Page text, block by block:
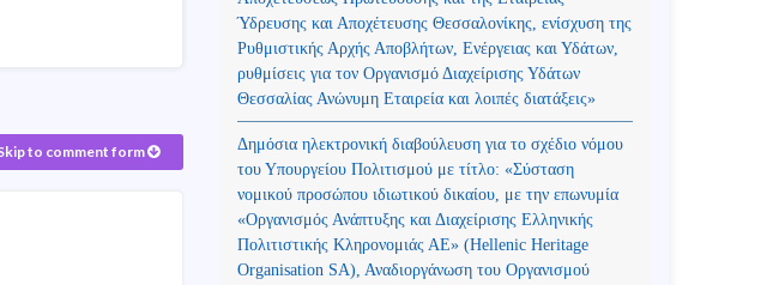
to comment form
Ύδρευσης και Αποχέτευσης Θεσσαλονίκης, ενίσχυση της
Ρυθμιστικής Αρχής Αποβλήτων, Ενέργειας και Υδάτων,
ρυθμίσεις για τον Οργανισμό Διαχείρισης Υδάτων
Θεσσαλίας Ανώνυμη Εταιρεία και λοιπές διατάξεις»
Δημόσια ηλεκτρονική διαβούλευση για το σχέδιο νόμου
του Υπουργείου Πολιτισμού με τίτλο: «Σύσταση
νομικού προσώπου ιδιωτικού δικαίου, με την επωνυμία
«Οργανισμός Ανάπτυξης και Διαχείρισης Ελληνικής
Πολιτιστικής Κληρονομιάς ΑΕ» (Hellenic Heritage
Organisation SA), Αναδιοργάνωση του Οργανισμού